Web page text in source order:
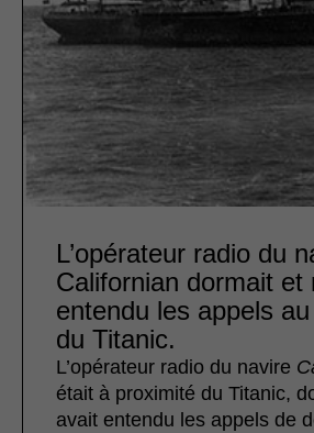
L’opérateur radio du
Californian dormait et
entendu les appels
du Titanic.
L’opérateur radio du navire
était à proximité du Titanic,
avait entendu les appels de